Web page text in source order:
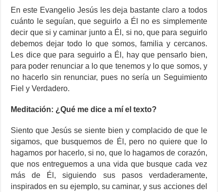
En este Evangelio Jesús les deja bastante claro a todos
cuánto le seguían, que seguirlo a Él no es simplemente
decir que si y caminar junto a Él, si no, que para seguirlo
debemos dejar todo lo que somos, familia y cercanos.
Les dice que para seguirlo a Él, hay que pensarlo bien,
para poder renunciar a lo que tenemos y lo que somos, y
no hacerlo sin renunciar, pues no sería un Seguimiento
Fiel y Verdadero.
Meditación: ¿Qué me dice a mí el texto?
Siento que Jesús se siente bien y complacido de que le
sigamos, que busquemos de Él, pero no quiere que lo
hagamos por hacerlo, si no, que lo hagamos de corazón,
que nos entreguemos a una vida que busque cada vez
más de Él, siguiendo sus pasos verdaderamente,
inspirados en su ejemplo, su caminar, y sus acciones del